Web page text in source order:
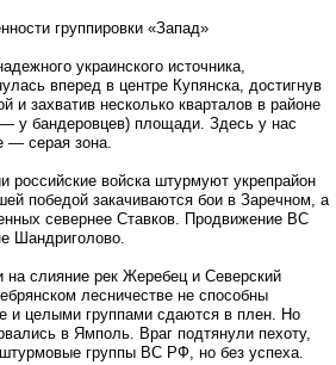
группировки «Запад»
украинского источника,
вперед в центре Купянска, достигнув
и захватив несколько кварталов в районе
у бандеровцев) площади. Здесь у нас
— серая зона.
российские войска штурмуют укрепрайон
победой закачиваются бои в Заречном, а
севернее Ставков. Продвижение ВС
Шандриголово.
слияние рек Жеребец и Северский
лесничестве не способны
и целыми группами сдаются в плен. Но
в Ямполь. Враг подтянули пехоту,
группы ВС РФ, но без успеха.